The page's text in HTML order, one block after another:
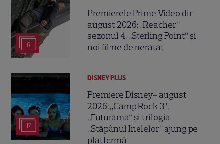
6
Premierele Prime Video din
august 2026: „Reacher”
sezonul 4, „Sterling Point” și
noi filme de neratat
17
DISNEY PLUS
Premiere Disney+ august
2026: „Camp Rock 3”,
„Futurama” și trilogia
„Stăpânul Inelelor” ajung pe
platformă